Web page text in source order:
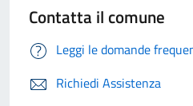
Contatta il comune
Leggi le domande
Richiedi Assistenza